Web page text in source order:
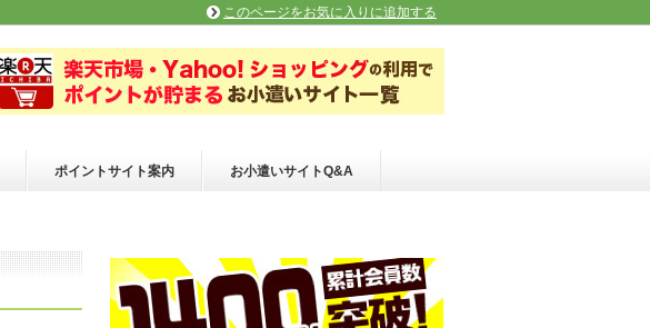
ポイントサイト案内 お小遣いサイトQ&A
このページをお気に入りに追加する